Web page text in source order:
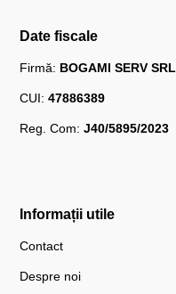
Date fiscale
Firmă: BOGAMI SERV SRL
CUI:47886389
Reg. Com:J40/5895/2023
Informații utile
Contact
Despre noi